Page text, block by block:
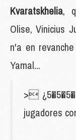
Kvaratskhelia,
Olise, Vinicius
n'a en
Yamal...
>
jugadores